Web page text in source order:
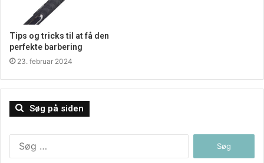
Tips og tricks til at få den
perfekte barbering
23. februar 2024
Søg på siden